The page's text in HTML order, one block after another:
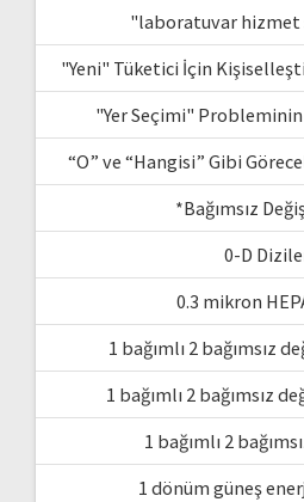
"laboratuvar hizmet
"Yeni" Tüketici İçin
"Yer Seçimi"
“O” ve “Hangisi” Gibi
*Bağımsız
0-D
0.3 mikron
1 bağımlı 2 bağımsız
1 bağımlı 2 bağımsız
1 bağımlı 2
1 dönüm güneş